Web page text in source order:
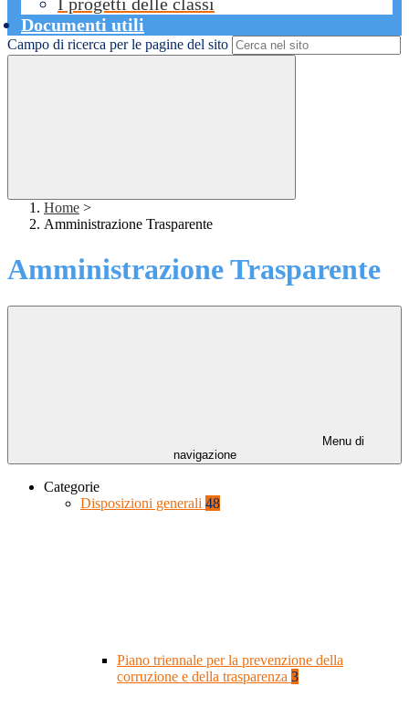
Documenti utili
Campo di ricerca per le pagine del sito
Home >
Amministrazione Trasparente
Amministrazione Trasparente
Menu di
navigazione
Categorie
Disposizioni generali 48
Piano triennale per la prevenzione della
corruzione e della trasparenza 3